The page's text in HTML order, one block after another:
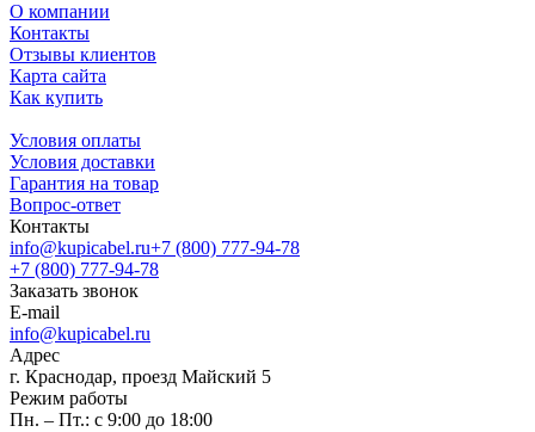
О компании
Контакты
Отзывы клиентов
Карта сайта
Как купить
Условия оплаты
Условия доставки
Гарантия на товар
Вопрос-ответ
Контакты
info@kupicabel.ru+7 (800) 777-94-78
+7 (800) 777-94-78
Заказать звонок
E-mail
info@kupicabel.ru
Адрес
г. Краснодар, проезд Майский 5
Режим работы
Пн. – Пт.: с 9:00 до 18:00